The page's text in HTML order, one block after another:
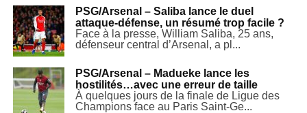
PSG/Arsenal – Saliba lance le duel
attaque-défense, un résumé trop facile ?
Face à la presse, William Saliba, 25 ans,
défenseur central d’Arsenal, a pl...
PSG/Arsenal – Madueke lance les
hostilités…avec une erreur de taille
À quelques jours de la finale de Ligue des
Champions face au Paris Saint-Ge...